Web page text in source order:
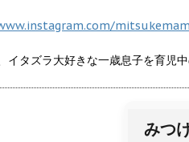
イタズラ大好きな一歳息子を育児中
みつ